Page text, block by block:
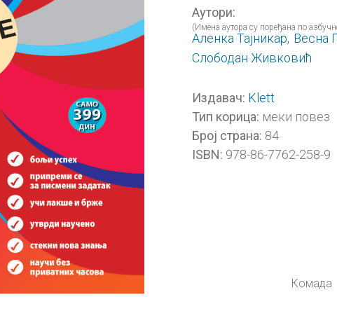
Аутори:
(Имена аутора су поређана по
Аленка Тајникар, Весна
Слободан Живковић
Издавач: Klett
Тип корица: меки повез
Број страна: 84
ISBN: 978-86-7762-258-9
Комада